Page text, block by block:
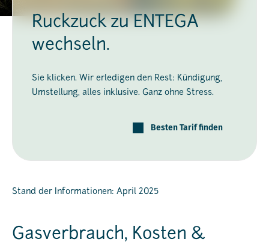
Ruckzuck zu ENTEGA
wechseln.
Sie klicken. Wir erledigen den Rest: Kündigung,
Umstellung, alles inklusive. Ganz ohne Stress.
Besten Tarif finden
Stand der Informationen: April 2025
Gasverbrauch, Kosten &